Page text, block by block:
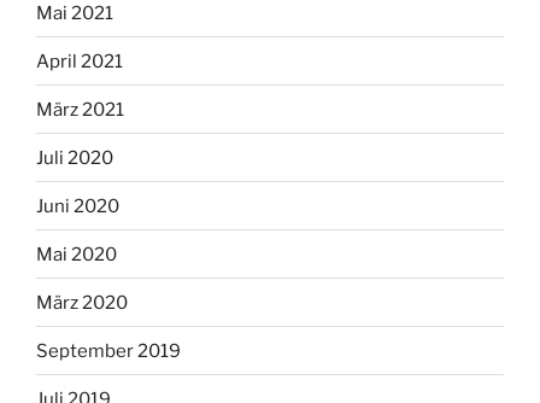
Mai 2021
April 2021
März 2021
Juli 2020
Juni 2020
Mai 2020
März 2020
September 2019